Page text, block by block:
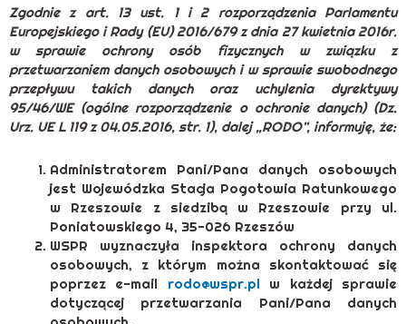
Zgodnie z art. 13 ust. 1 i 2 rozporządzenia Parlamentu
Europejskiego i Rady (EU) 2016/679 z dnia 27 kwietnia 2016r.
w sprawie ochrony osób fizycznych w związku z
przetwarzaniem danych osobowych i w sprawie swobodnego
przepływu takich danych oraz uchylenia dyrektywy
95/46/WE (ogólne rozporządzenie o ochronie danych) (Dz.
Urz. UE L 119 z 04.05.2016, str. 1), dalej „RODO”, informuję, że:
Administratorem Pani/Pana danych osobowych
jest Wojewódzka Stacja Pogotowia Ratunkowego
w Rzeszowie z siedzibą w Rzeszowie przy ul.
Poniatowskiego 4, 35-026 Rzeszów
WSPR wyznaczyła inspektora ochrony danych
osobowych, z którym można skontaktować się
poprzez e-mail rodo@wspr.pl w każdej sprawie
dotyczącej przetwarzania Pani/Pana danych